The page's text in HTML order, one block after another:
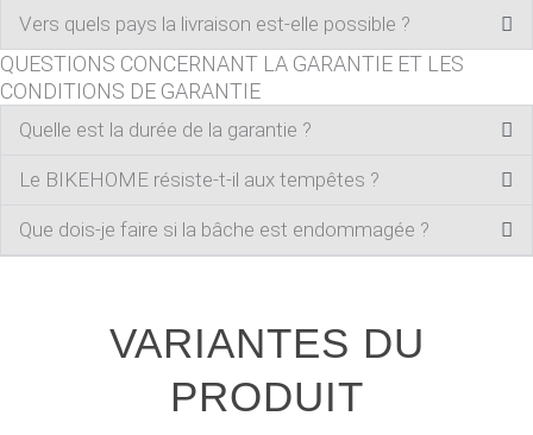
Vers quels pays la livraison est-elle possible ?
QUESTIONS CONCERNANT LA GARANTIE ET LES
CONDITIONS DE GARANTIE
Quelle est la durée de la garantie ?
Le BIKEHOME résiste-t-il aux tempêtes ?
Que dois-je faire si la bâche est endommagée ?
VARIANTES DU
PRODUIT